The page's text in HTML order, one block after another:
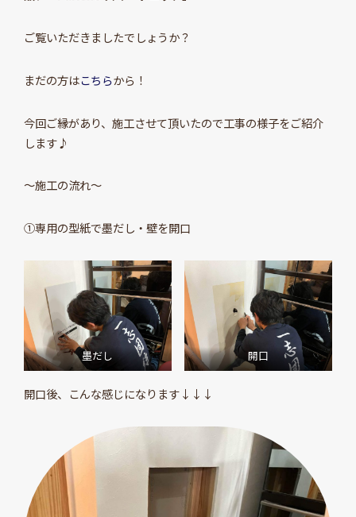
ご覧いただきましたでしょうか？
まだの方はこちらから！
今回ご縁があり、施工させて頂いたので工事の様子をご紹介
します♪
～施工の流れ～
①専用の型紙で墨だし・壁を開口
墨だし 開口
開口後、こんな感じになります↓↓↓